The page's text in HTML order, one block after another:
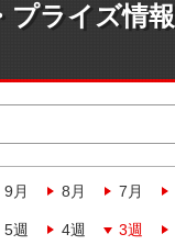
プライズ情報
9月 8月 7月
5週 4週 3週